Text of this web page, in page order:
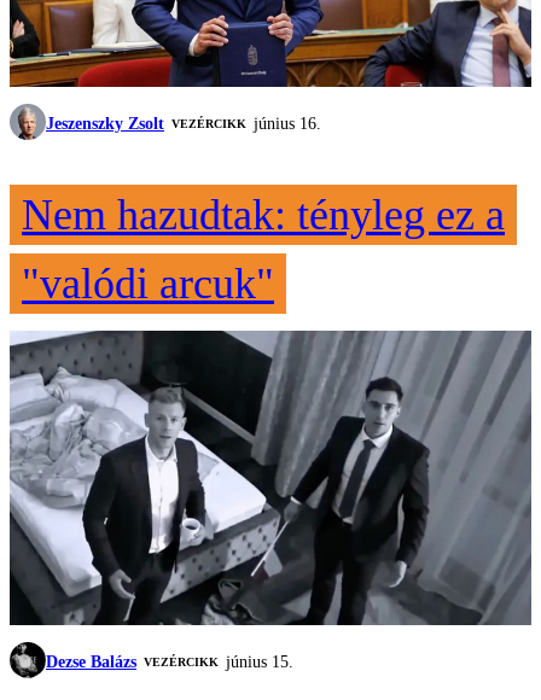
Jeszenszky Zsolt VEZÉRCIKK június 16.
Nem hazudtak: tényleg ez a
"valódi arcuk"
Dezse Balázs VEZÉRCIKK június 15.